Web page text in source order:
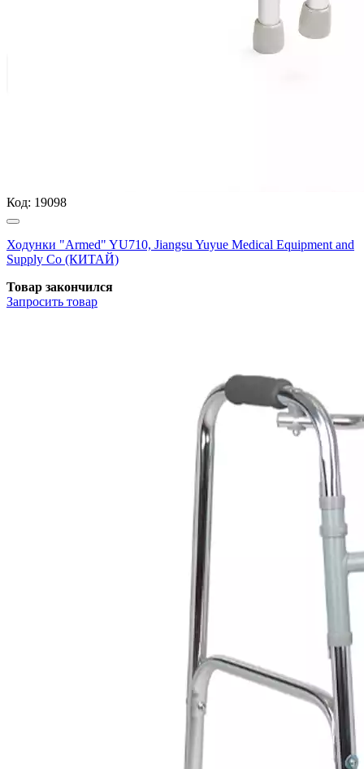
Код: 19098
Ходунки "Armed" YU710, Jiangsu Yuyue Medical Equipment and
Supply Co (КИТАЙ)
Товар закончился
Запросить товар